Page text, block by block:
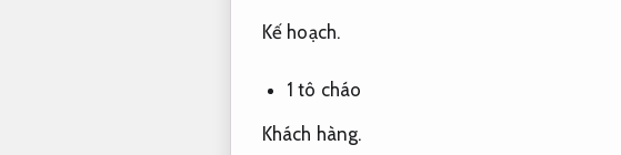
Kế hoạch.
1 tô cháo
Khách hàng.